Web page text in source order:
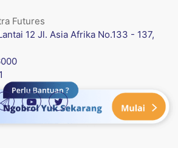
Futures
12 Jl. Asia Afrika No.133 - 137,